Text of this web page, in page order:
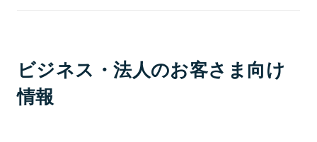
ビジネス・法人のお客さま向け
情報